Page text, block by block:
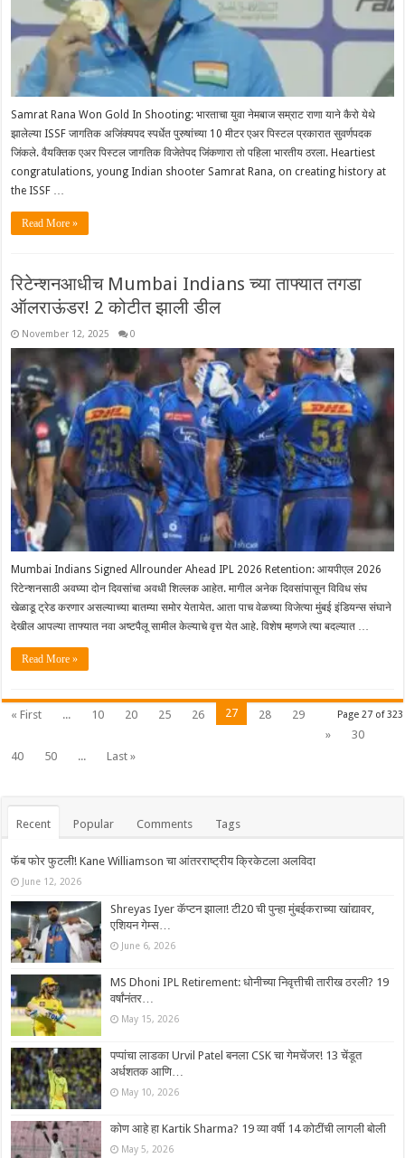
Samrat Rana Won Gold In Shooting: भारताचा युवा नेमबाज सम्राट राणा याने कैरो येथे
झालेल्या ISSF जागतिक अजिंक्यपद स्पर्धेत पुरुषांच्या 10 मीटर एअर पिस्टल प्रकारात सुवर्णपदक
जिंकले. वैयक्तिक एअर पिस्टल जागतिक विजेतेपद जिंकणारा तो पहिला भारतीय ठरला. Heartiest
congratulations, young Indian shooter Samrat Rana, on creating history at
the ISSF …
Read More »
रिटेन्शनआधीच Mumbai Indians च्या ताफ्यात तगडा
ऑलराऊंडर! 2 कोटीत झाली डील
November 12, 2025 0
Mumbai Indians Signed Allrounder Ahead IPL 2026 Retention: आयपीएल 2026
रिटेन्शनसाठी अवघ्या दोन दिवसांचा अवधी शिल्लक आहेत. मागील अनेक दिवसांपासून विविध संघ
खेळाडू ट्रेड करणार असल्याच्या बातम्या समोर येतायेत. आता पाच वेळच्या विजेत्या मुंबई इंडियन्स संघाने
देखील आपल्या ताफ्यात नवा अष्टपैलू सामील केल्याचे वृत्त येत आहे. विशेष म्हणजे त्या बदल्यात …
Read More »
Page 27 of 323
« First ... 10 20 25 26 27 28
29
»
30
40
50 ... Last »
Recent Popular Comments Tags
फॅब फोर फुटली! Kane Williamson चा आंतरराष्ट्रीय क्रिकेटला अलविदा
June 12, 2026
Shreyas Iyer कॅप्टन झाला! टी20 ची पुन्हा मुंबईकराच्या खांद्यावर,
एशियन गेम्स…
June 6, 2026
MS Dhoni IPL Retirement: धोनीच्या निवृत्तीची तारीख ठरली? 19
वर्षांनंतर…
May 15, 2026
पप्पांचा लाडका Urvil Patel बनला CSK चा गेमचेंजर! 13 चेंडूत
अर्धशतक आणि…
May 10, 2026
कोण आहे हा Kartik Sharma? 19 व्या वर्षी 14 कोटींची लागली बोली
May 5, 2026